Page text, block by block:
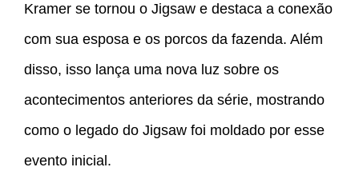
Kramer se tornou o Jigsaw e destaca a conexão
com sua esposa e os porcos da fazenda. Além
disso, isso lança uma nova luz sobre os
acontecimentos anteriores da série, mostrando
como o legado do Jigsaw foi moldado por esse
evento inicial.